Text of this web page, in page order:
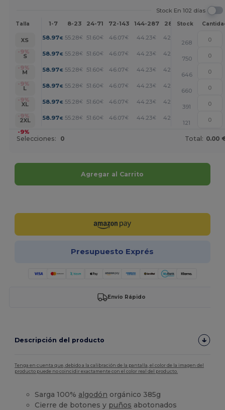
Stock En 102 días
Talla 1-7 8-23 24-71 72-143 144-287 288 + Más
Stock
XS
-9%
58.97€ 55.28€ 51.60€ 46.07€ 44.23€ 42.39 +
268
S
-9%
58.97€ 55.28€ 51.60€ 46.07€ 44.23€ 42.39 +
750
M
-9%
58.97€ 55.28€ 51.60€ 46.07€ 44.23€ 42.39 +
646
L
-9%
58.97€ 55.28€ 51.60€ 46.07€ 44.23€ 42.39 +
660
XL
-9%
58.97€ 55.28€ 51.60€ 46.07€ 44.23€ 42.39 +
391
2XL
-9%
58.97€ 55.28€ 51.60€ 46.07€ 44.23€ 42.39 +
121
Selecciones: 0 Total: 0.00
Agregar al Carrito
Presupuesto Exprés
Envío Rápido
Descripción del producto
Tenga en cuenta que, debido a la calibración de la pantalla, el color de la imagen del
producto puede no coincidir exactamente con el color real del producto.
Sarga 100% algodón orgánico 385g
Cierre de botones y puños abotonados